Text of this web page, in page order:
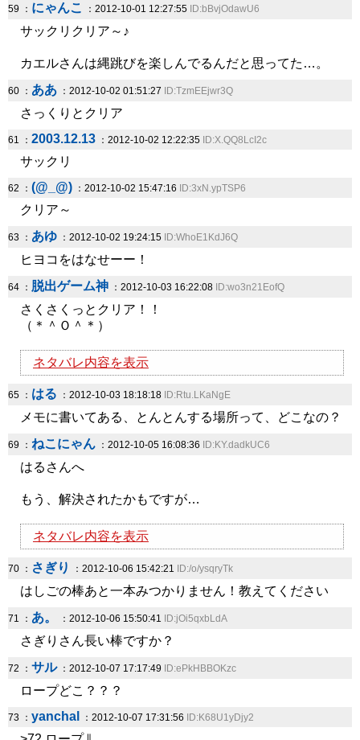
59 ： にゃんこ ：2012-10-01 12:27:55 ID:bBvjOdawU6
サックリクリア～♪
カエルさんは縄跳びを楽しんでるんだと思ってた…。
60 ： ああ ：2012-10-02 01:51:27 ID:TzmEEjwr3Q
さっくりとクリア
61 ： 2003.12.13 ：2012-10-02 12:22:35 ID:X.QQ8LcI2c
サックリ
62 ： (@_@) ：2012-10-02 15:47:16 ID:3xN.ypTSP6
クリア～
63 ： あゆ ：2012-10-02 19:24:15 ID:WhoE1KdJ6Q
ヒヨコをはなせーー！
64 ： 脱出ゲーム神 ：2012-10-03 16:22:08 ID:wo3n21EofQ
さくさくっとクリア！！
（＊＾Ｏ＾＊）
ネタバレ内容を表示
65 ： はる ：2012-10-03 18:18:18 ID:Rtu.LKaNgE
メモに書いてある、とんとんする場所って、どこなの？
69 ： ねこにゃん ：2012-10-05 16:08:36 ID:KY.dadkUC6
はるさんへ
もう、解決されたかもですが…
ネタバレ内容を表示
70 ： さぎり ：2012-10-06 15:42:21 ID:/o/ysqryTk
はしごの棒あと一本みつかりません！教えてください
71 ： あ。 ：2012-10-06 15:50:41 ID:jOi5qxbLdA
さぎりさん長い棒ですか？
72 ： サル：2012-10-07 17:17:49 ID:ePkHBBOKzc
ロープどこ？？？
73 ： yanchal ：2012-10-07 17:31:56 ID:K68U1yDjy2